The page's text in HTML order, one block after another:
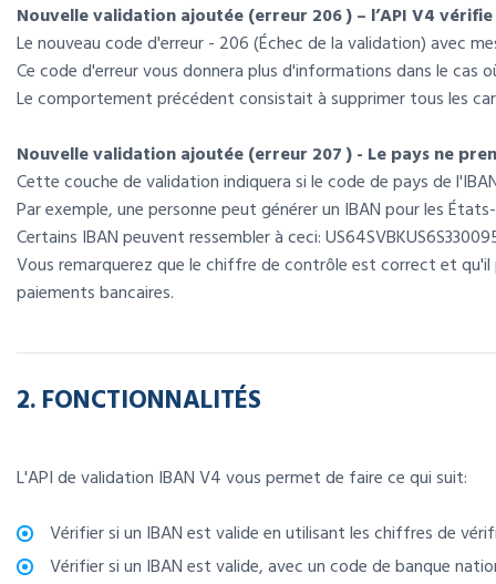
Nouvelle validation ajoutée (erreur 206 ) – l’API V4
Le nouveau code d'erreur - 206 (Échec de la validation) avec
Ce code d'erreur vous donnera plus d'informations dans le cas
Le comportement précédent consistait à supprimer tous les
Nouvelle validation ajoutée (erreur 207 ) - Le pays ne
Cette couche de validation indiquera si le code de pays de
Par exemple, une personne peut générer un IBAN pour les
Certains IBAN peuvent ressembler à ceci:
Vous remarquerez que le chiffre de contrôle est correct et qu'il
paiements bancaires.
2. FONCTIONNALITÉS
L'API de validation IBAN V4 vous permet de faire ce qui suit:
Vérifier si un IBAN est valide en utilisant les chiffres de
Vérifier si un IBAN est valide, avec un code de banque